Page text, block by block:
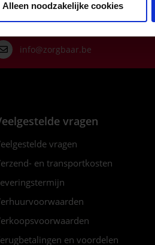
Alleen noodzakelijke cookies
info@zorgbaar.be
vragen
vragen
en transportkosten
en voordelen